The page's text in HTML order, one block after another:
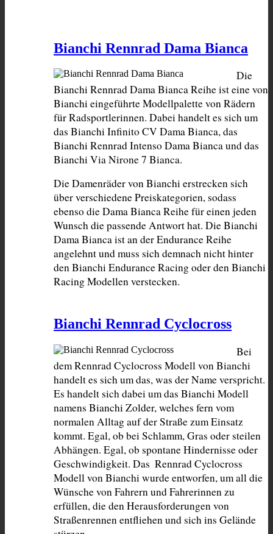
Bianchi Rennrad Dama Bianca
Die
Bianchi Rennrad Dama Bianca Reihe ist eine von
Bianchi eingeführte Modellpalette von Rädern
für Radsportlerinnen. Dabei handelt es sich um
das Bianchi Infinito CV Dama Bianca, das
Bianchi Rennrad Intenso Dama Bianca und das
Bianchi Via Nirone 7 Bianca.
Die Damenräder von Bianchi erstrecken sich
über verschiedene Preiskategorien, sodass
ebenso die Dama Bianca Reihe für einen jeden
Wunsch die passende Antwort hat. Die Bianchi
Dama Bianca ist an der Endurance Reihe
angelehnt und muss sich demnach nicht hinter
den Bianchi Endurance Racing oder den Bianchi
Racing Modellen verstecken.
Bianchi Rennrad Cyclocross
Bei
dem Rennrad Cyclocross Modell von Bianchi
handelt es sich um das, was der Name verspricht.
Es handelt sich dabei um das Bianchi Modell
namens Bianchi Zolder, welches fern vom
normalen Alltag auf der Straße zum Einsatz
kommt. Egal, ob bei Schlamm, Gras oder steilen
Abhängen. Egal, ob spontane Hindernisse oder
Geschwindigkeit. Das  Rennrad Cyclocross
Modell von Bianchi wurde entworfen, um all die
Wünsche von Fahrern und Fahrerinnen zu
erfüllen, die den Herausforderungen von
Straßenrennen entfliehen und sich ins Gelände